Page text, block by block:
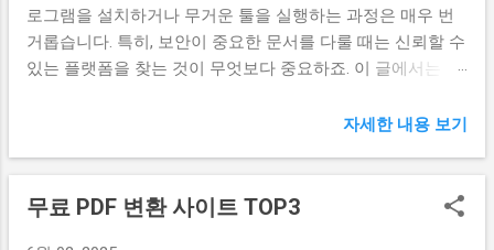
로그램을 설치하거나 무거운 툴을 실행하는 과정은 매우 번
거롭습니다. 특히, 보안이 중요한 문서를 다룰 때는 신뢰할 수
있는 플랫폼을 찾는 것이 무엇보다 중요하죠. 이 글에서는 설
사이트 TOP3를 소개합니다. 📌 스마트폰으로 전자증명서 발
능 & 직관적인 UI SmallPDF – 다양한 변환 포맷 지원 PDF24 –
설치 버전도 함께 제공 자주 묻는 질문 (FAQ) [1] PDF 변환 사
자세한 내용 보기
무료 PDF 변환 사이트 TOP3